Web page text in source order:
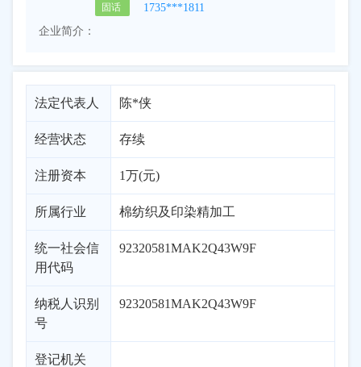
固话
1735***1811
企业简介：
法定代表人 陈*侠
经营状态 存续
注册资本 1万(元)
所属行业 棉纺织及印染精加工
统一社会信
用代码
92320581MAK2Q43W9F
纳税人识别
号
92320581MAK2Q43W9F
登记机关